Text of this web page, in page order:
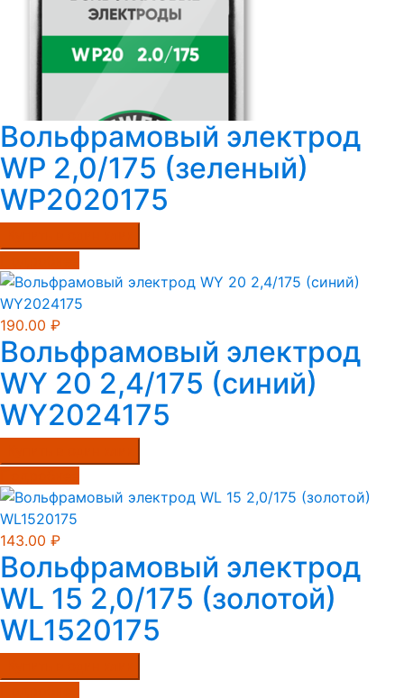
Вольфрамовый электрод
WP 2,0/175 (зеленый)
WP2020175
190.00 ₽
Вольфрамовый электрод
WY 20 2,4/175 (синий)
WY2024175
143.00 ₽
Вольфрамовый электрод
WL 15 2,0/175 (золотой)
WL1520175